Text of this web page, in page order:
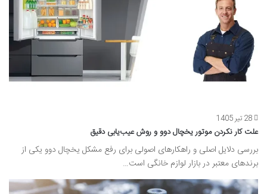
28 تیر 1405
علت کار نکردن موتور یخچال دوو و روش عیب‌یابی دقیق
بررسی دلایل اصلی و راهکارهای اصولی برای رفع مشکل یخچال دوو یکی از
برندهای معتبر در بازار لوازم خانگی است…